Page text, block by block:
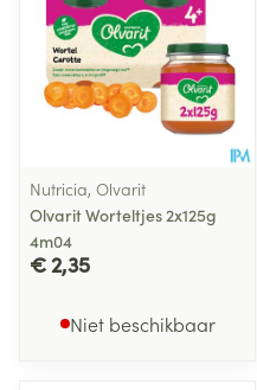
Nutricia, Olvarit
Olvarit Worteltjes 2x125g
4m04
€ 2,35
Niet beschikbaar